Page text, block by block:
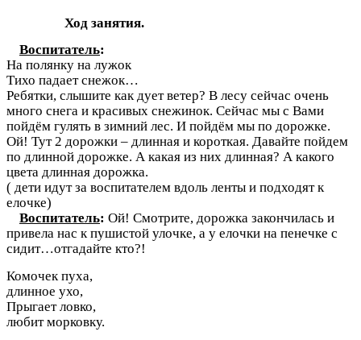
Ход занятия.
Воспитатель:
На полянку на лужок
Тихо падает снежок…
Ребятки, слышите как дует ветер? В лесу сейчас очень
много снега и красивых снежинок. Сейчас мы с Вами
пойдём гулять в зимний лес. И пойдём мы по дорожке.
Ой! Тут 2 дорожки – длинная и короткая. Давайте пойдем
по длинной дорожке. А какая из них длинная? А какого
цвета длинная дорожка.
( дети идут за воспитателем вдоль ленты и подходят к
елочке)
Воспитатель: Ой! Смотрите, дорожка закончилась и
привела нас к пушистой улочке, а у елочки на пенечке с
сидит…отгадайте кто?!
Комочек пуха,
длинное ухо,
Прыгает ловко,
любит морковку.